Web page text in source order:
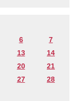
6
7
13
14
20
21
27
28